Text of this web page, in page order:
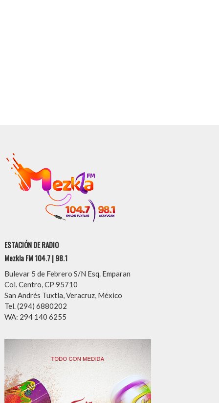
ESTACIÓN DE RADIO
Mezkla FM 104.7 | 98.1
Bulevar 5 de Febrero S/N Esq. Emparan
Col. Centro, CP 95710
San Andrés Tuxtla, Veracruz, México
Tel. (294) 6880202
WA: 294 140 6255